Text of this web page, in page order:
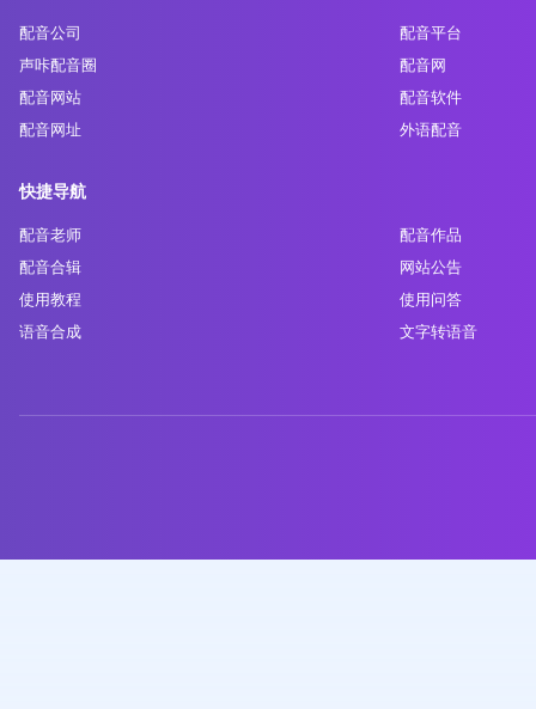
配音公司
配音平台
声咔配音圈
配音网
配音网站
配音软件
配音网址
外语配音
快捷导航
配音老师
配音作品
配音合辑
网站公告
使用教程
使用问答
语音合成
文字转语音